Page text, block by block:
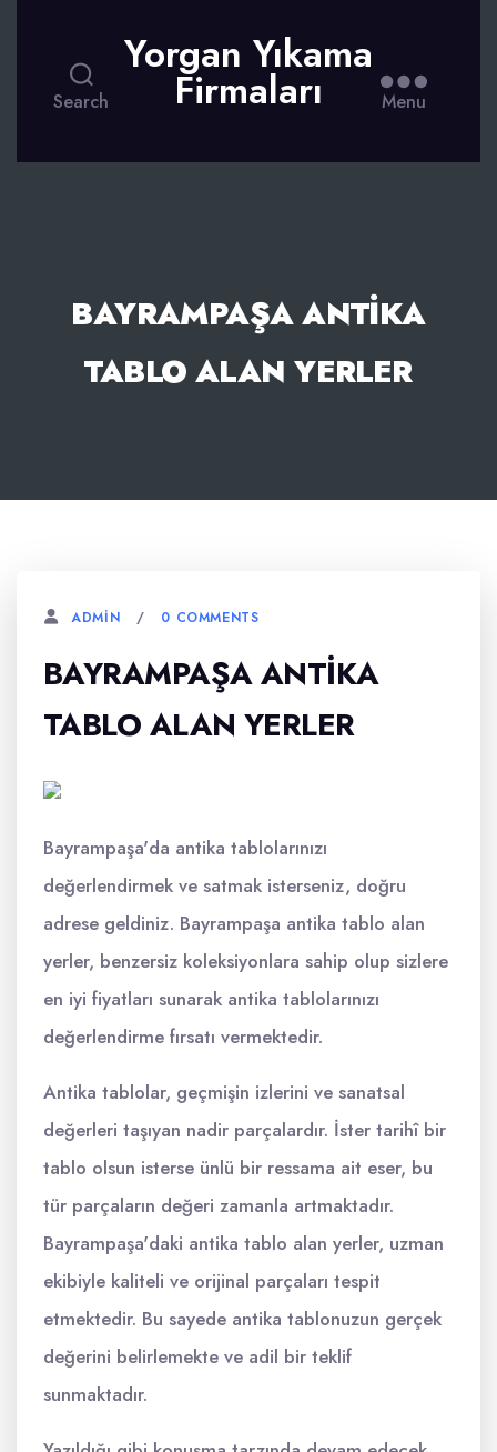
Search
Yorgan Yıkama
Firmaları Menu
BAYRAMPAŞA ANTIKA
TABLO ALAN YERLER
ADMIN 0 COMMENTS
BAYRAMPAŞA ANTIKA
TABLO ALAN YERLER
Bayrampaşa'da antika tablolarınızı
değerlendirmek ve satmak isterseniz, doğru
adrese geldiniz. Bayrampaşa antika tablo alan
yerler, benzersiz koleksiyonlara sahip olup sizlere
en iyi fiyatları sunarak antika tablolarınızı
değerlendirme fırsatı vermektedir.
Antika tablolar, geçmişin izlerini ve sanatsal
değerleri taşıyan nadir parçalardır. İster tarihî bir
tablo olsun isterse ünlü bir ressama ait eser, bu
tür parçaların değeri zamanla artmaktadır.
Bayrampaşa'daki antika tablo alan yerler, uzman
ekibiyle kaliteli ve orijinal parçaları tespit
etmektedir. Bu sayede antika tablonuzun gerçek
değerini belirlemekte ve adil bir teklif
sunmaktadır.